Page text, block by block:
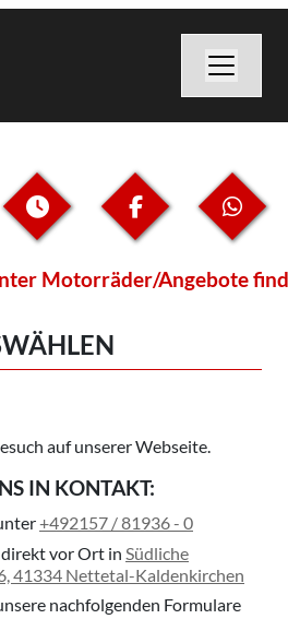
Motorräder/Angebote
auf unserer Webseite.
IN KONTAKT:
+492157 / 81936 - 0
direkt vor Ort in Südliche
41334 Nettetal-Kaldenkirchen
nachfolgenden Formulare